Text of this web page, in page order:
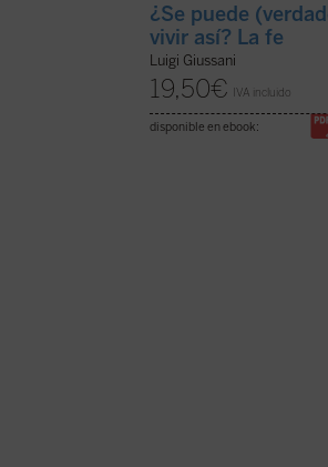
¿Se puede
vivir así? La fe
Luigi Giussani
19,50€ IVA incluido
disponible en ebook: